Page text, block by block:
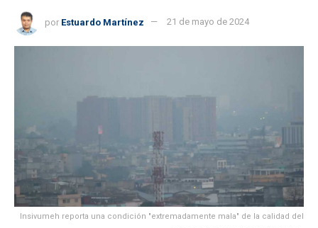
por Estuardo Martínez 21 de mayo de 2024
Insivumeh reporta una condición "extremadamente mala" de la calidad del